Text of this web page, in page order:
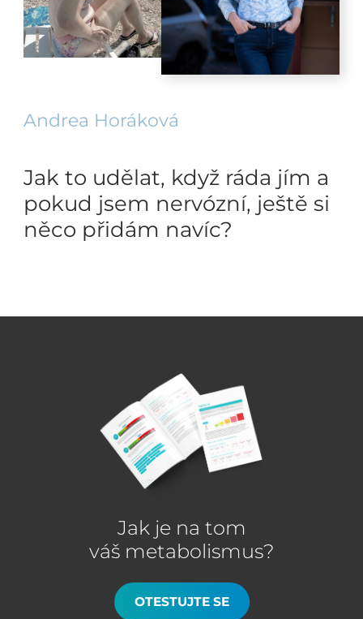
Andrea Horáková
Jak to udělat, když ráda jím a
pokud jsem nervózní, ještě si
něco přidám navíc?
Jak je na tom
váš metabolismus?
OTESTUJTE SE